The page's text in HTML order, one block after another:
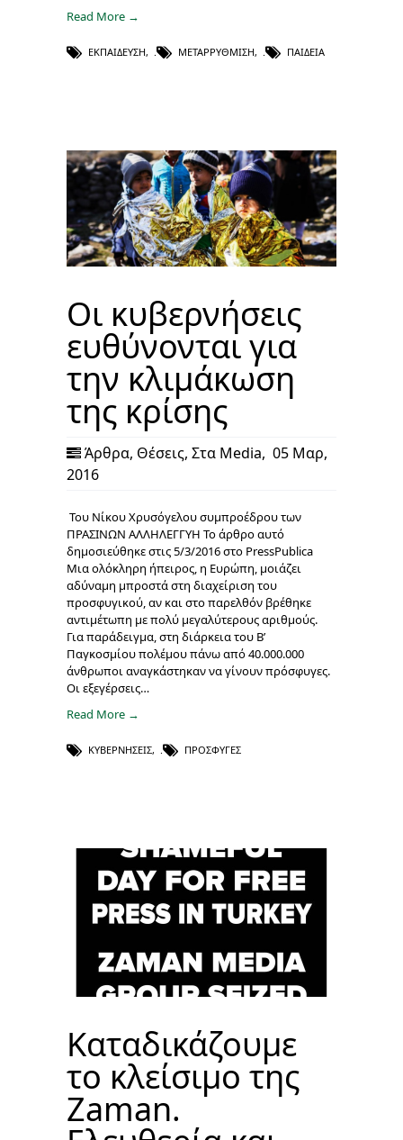
Read More →
ΕΚΠΑΊΔΕΥΣΗ, ΜΕΤΑΡΡΎΘΜΙΣΗ, ΠΑΙΔΕΊΑ
Οι κυβερνήσεις
ευθύνονται για
την κλιμάκωση
της κρίσης
Άρθρα, Θέσεις, Στα Media, 05 Μαρ,
2016
Του Νίκου Χρυσόγελου συμπροέδρου των
ΠΡΑΣΙΝΩΝ ΑΛΛΗΛΕΓΓΥΗ Το άρθρο αυτό
δημοσιεύθηκε στις 5/3/2016 στο PressPublica
Μια ολόκληρη ήπειρος, η Ευρώπη, μοιάζει
αδύναμη μπροστά στη διαχείριση του
προσφυγικού, αν και στο παρελθόν βρέθηκε
αντιμέτωπη με πολύ μεγαλύτερους αριθμούς.
Για παράδειγμα, στη διάρκεια του Β’
Παγκοσμίου πολέμου πάνω από 40.000.000
άνθρωποι αναγκάστηκαν να γίνουν πρόσφυγες.
Οι εξεγέρσεις…
Read More →
ΚΥΒΕΡΝΉΣΕΙΣ, ΠΡΌΣΦΥΓΕΣ
Καταδικάζουμε
το κλείσιμο της
Zaman.